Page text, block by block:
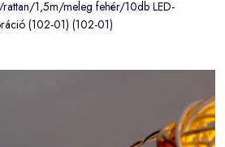
1,5m/meleg fehér/10db LED-
(102-01) (102-01)